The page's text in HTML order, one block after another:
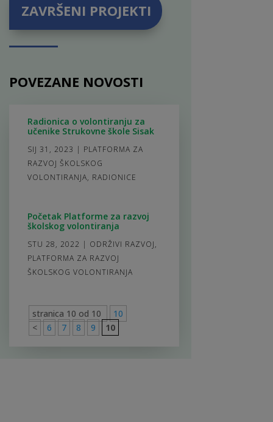
ZAVRŠENI PROJEKTI
POVEZANE NOVOSTI
Radionica o volontiranju za
učenike Strukovne škole Sisak
SIJ 31, 2023 | PLATFORMA ZA
RAZVOJ ŠKOLSKOG
VOLONTIRANJA, RADIONICE
Početak Platforme za razvoj
školskog volontiranja
STU 28, 2022 | ODRŽIVI RAZVOJ,
PLATFORMA ZA RAZVOJ
ŠKOLSKOG VOLONTIRANJA
stranica 10 od 10
10
<
6 7 8 9 10